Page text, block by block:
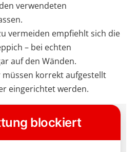
verwendeten
vermeiden empfiehlt sich die
– bei echten
auf den Wänden.
müssen korrekt aufgestellt
eingerichtet werden.